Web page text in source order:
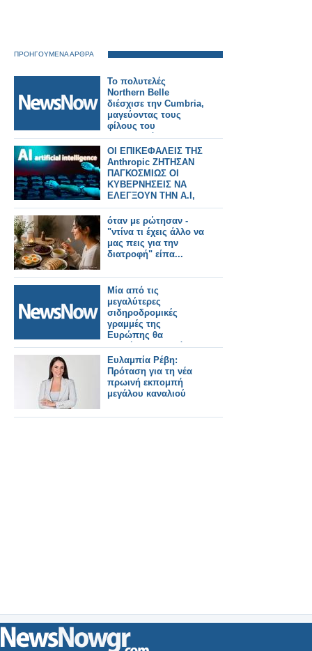
ΠΡΟΗΓΟΥΜΕΝΑ ΑΡΘΡΑ
Το πολυτελές
Northern Belle
διέσχισε την Cumbria,
μαγεύοντας τους
φίλους του
σιδηροδρόμου.
ΟΙ ΕΠΙΚΕΦΑΛΕΙΣ ΤΗΣ
Anthropic ΖΗΤΗΣΑΝ
ΠΑΓΚΟΣΜΙΩΣ ΟΙ
ΚΥΒΕΡΝΗΣΕΙΣ ΝΑ
ΕΛΕΓΞΟΥΝ ΤΗΝ Α.Ι,
όταν με ρώτησαν -
"ντίνα τι έχεις άλλο να
μας πεις για την
διατροφή" είπα...
Μία από τις
μεγαλύτερες
σιδηροδρομικές
γραμμές της
Ευρώπης θα
ξεκινήσει τον επόμενο
μήνα, συνδέοντας
πολλές μεγάλες
πόλεις.
Ευλαμπία Ρέβη:
Πρόταση για τη νέα
πρωινή εκπομπή
μεγάλου καναλιού